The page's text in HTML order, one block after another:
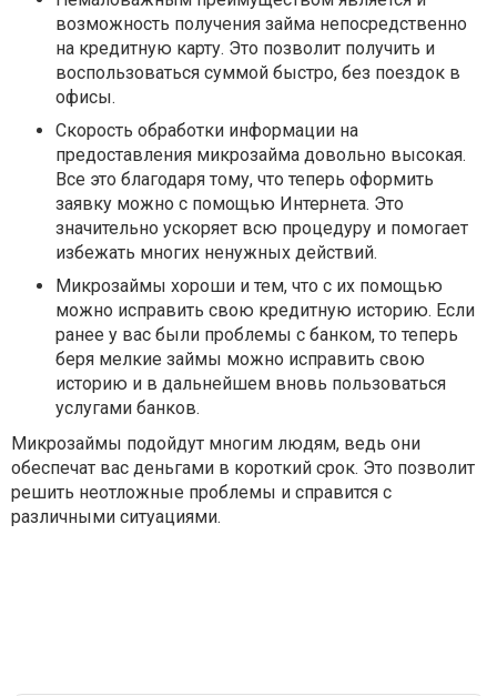
возможность получения займа непосредственно
на кредитную карту. Это позволит получить и
воспользоваться суммой быстро, без поездок в
офисы.
Скорость обработки информации на
предоставления микрозайма довольно высокая.
Все это благодаря тому, что теперь оформить
заявку можно с помощью Интернета. Это
значительно ускоряет всю процедуру и помогает
избежать многих ненужных действий.
Микрозаймы хороши и тем, что с их помощью
можно исправить свою кредитную историю. Если
ранее у вас были проблемы с банком, то теперь
беря мелкие займы можно исправить свою
историю и в дальнейшем вновь пользоваться
услугами банков.
Микрозаймы подойдут многим людям, ведь они
обеспечат вас деньгами в короткий срок. Это позволит
решить неотложные проблемы и справится с
различными ситуациями.